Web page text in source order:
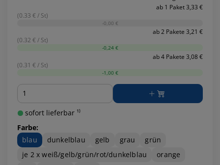
ab 1 Paket 3,33 €
(0.33 € / St)
-0,00 €
ab 2 Pakete 3,21 €
(0.32 € / St)
-0,24 €
ab 4 Pakete 3,08 €
(0.31 € / St)
-1,00 €
Menge
sofort lieferbar ¹⁾
Farbe:
blau
dunkelblau gelb grau
grün
je 2 x weiß/gelb/grün/rot/dunkelblau
orange